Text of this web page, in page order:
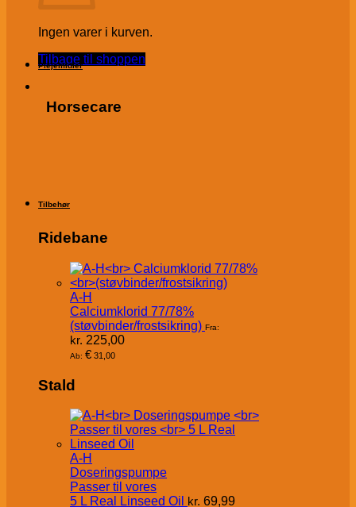
Ingen varer i kurven.
Tilbage til shoppen
Plejemidler
Horsecare
Tilbehør
Ridebane
A-H
Calciumklorid 77/78%
(støvbinder/frostsikring) Fra:
kr. 225,00
Ab: € 31,00
Stald
A-H
Doseringspumpe
Passer til vores
5 L Real Linseed Oil kr. 69,99